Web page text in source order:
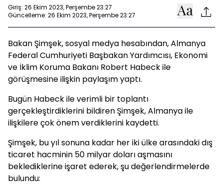
Giriş: 26 Ekim 2023, Perşembe 23:27
Güncelleme: 26 Ekim 2023, Perşembe 23:27
Bakan Şimşek, sosyal medya hesabından, Almanya
Federal Cumhuriyeti Başbakan Yardımcısı, Ekonomi
ve İklim Koruma Bakanı Robert Habeck ile
görüşmesine ilişkin paylaşım yaptı.
Bugün Habeck ile verimli bir toplantı
gerçekleştirdiklerini bildiren Şimşek, Almanya ile
ilişkilere çok önem verdiklerini kaydetti.
Şimşek, bu yıl sonuna kadar her iki ülke arasındaki dış
ticaret hacminin 50 milyar doları aşmasını
beklediklerine işaret ederek, şu değerlendirmelerde
bulundu: